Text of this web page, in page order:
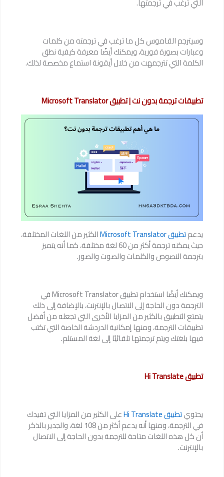
وسيترجم القاموس كل ما ترغب في ترجمته من كلمات
وعبارات بصورة فورية، ويمكنك أيضًا معرفة كيفية نطق
الكلمة التي تترجمهت من خلال أيقونة استماع مخصصة لذلك.
تطبيقات ترجمة بدون نت | تطبيق Microsoft Translator
يدعمتطبيق Microsoft Translator الكثير من اللغات المختلفة،
حيث يمكنه ترجمة أكثر من 60 لغة مختلفة، كما أنه يتميز
بترجمة النصوص والكلمات والصوت والصور.
ويمكنك أيضًا استخدام تطبيق Microsoft Translator في
الترجمة دون الحاجة إلى الاتصال بالإنترنت، بالإضافة إلى ذلك
يتمتع التطبيق بالكثير من المزايا الأخرى التي تجعله من أفضل
تطبيقات الترجمة، ومنها إمكانية الدردشة الخاصة التي تكتب
فيها بلغتك ويتم ترجمتها تلقائيًا إلى لغة المستلم.
تطبيق Hi Translate
يحتويتطبيق Hi Translate على الكثير من المزايا التي تفيدك
في الترجمة، ومنها أنه يدعم أكثر من 108 لغة، والجدير بالذكر
أن كل هذه اللغات متاحة للترجمة بدون الحاجة إلى الاتصال
بالإنترنت.